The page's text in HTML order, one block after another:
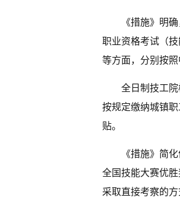
《措施》明
职业资格考试（
等方面，分别按照
全日制技工
按规定缴纳城镇
贴。
《措施》简
全国技能大赛优
采取直接考察的